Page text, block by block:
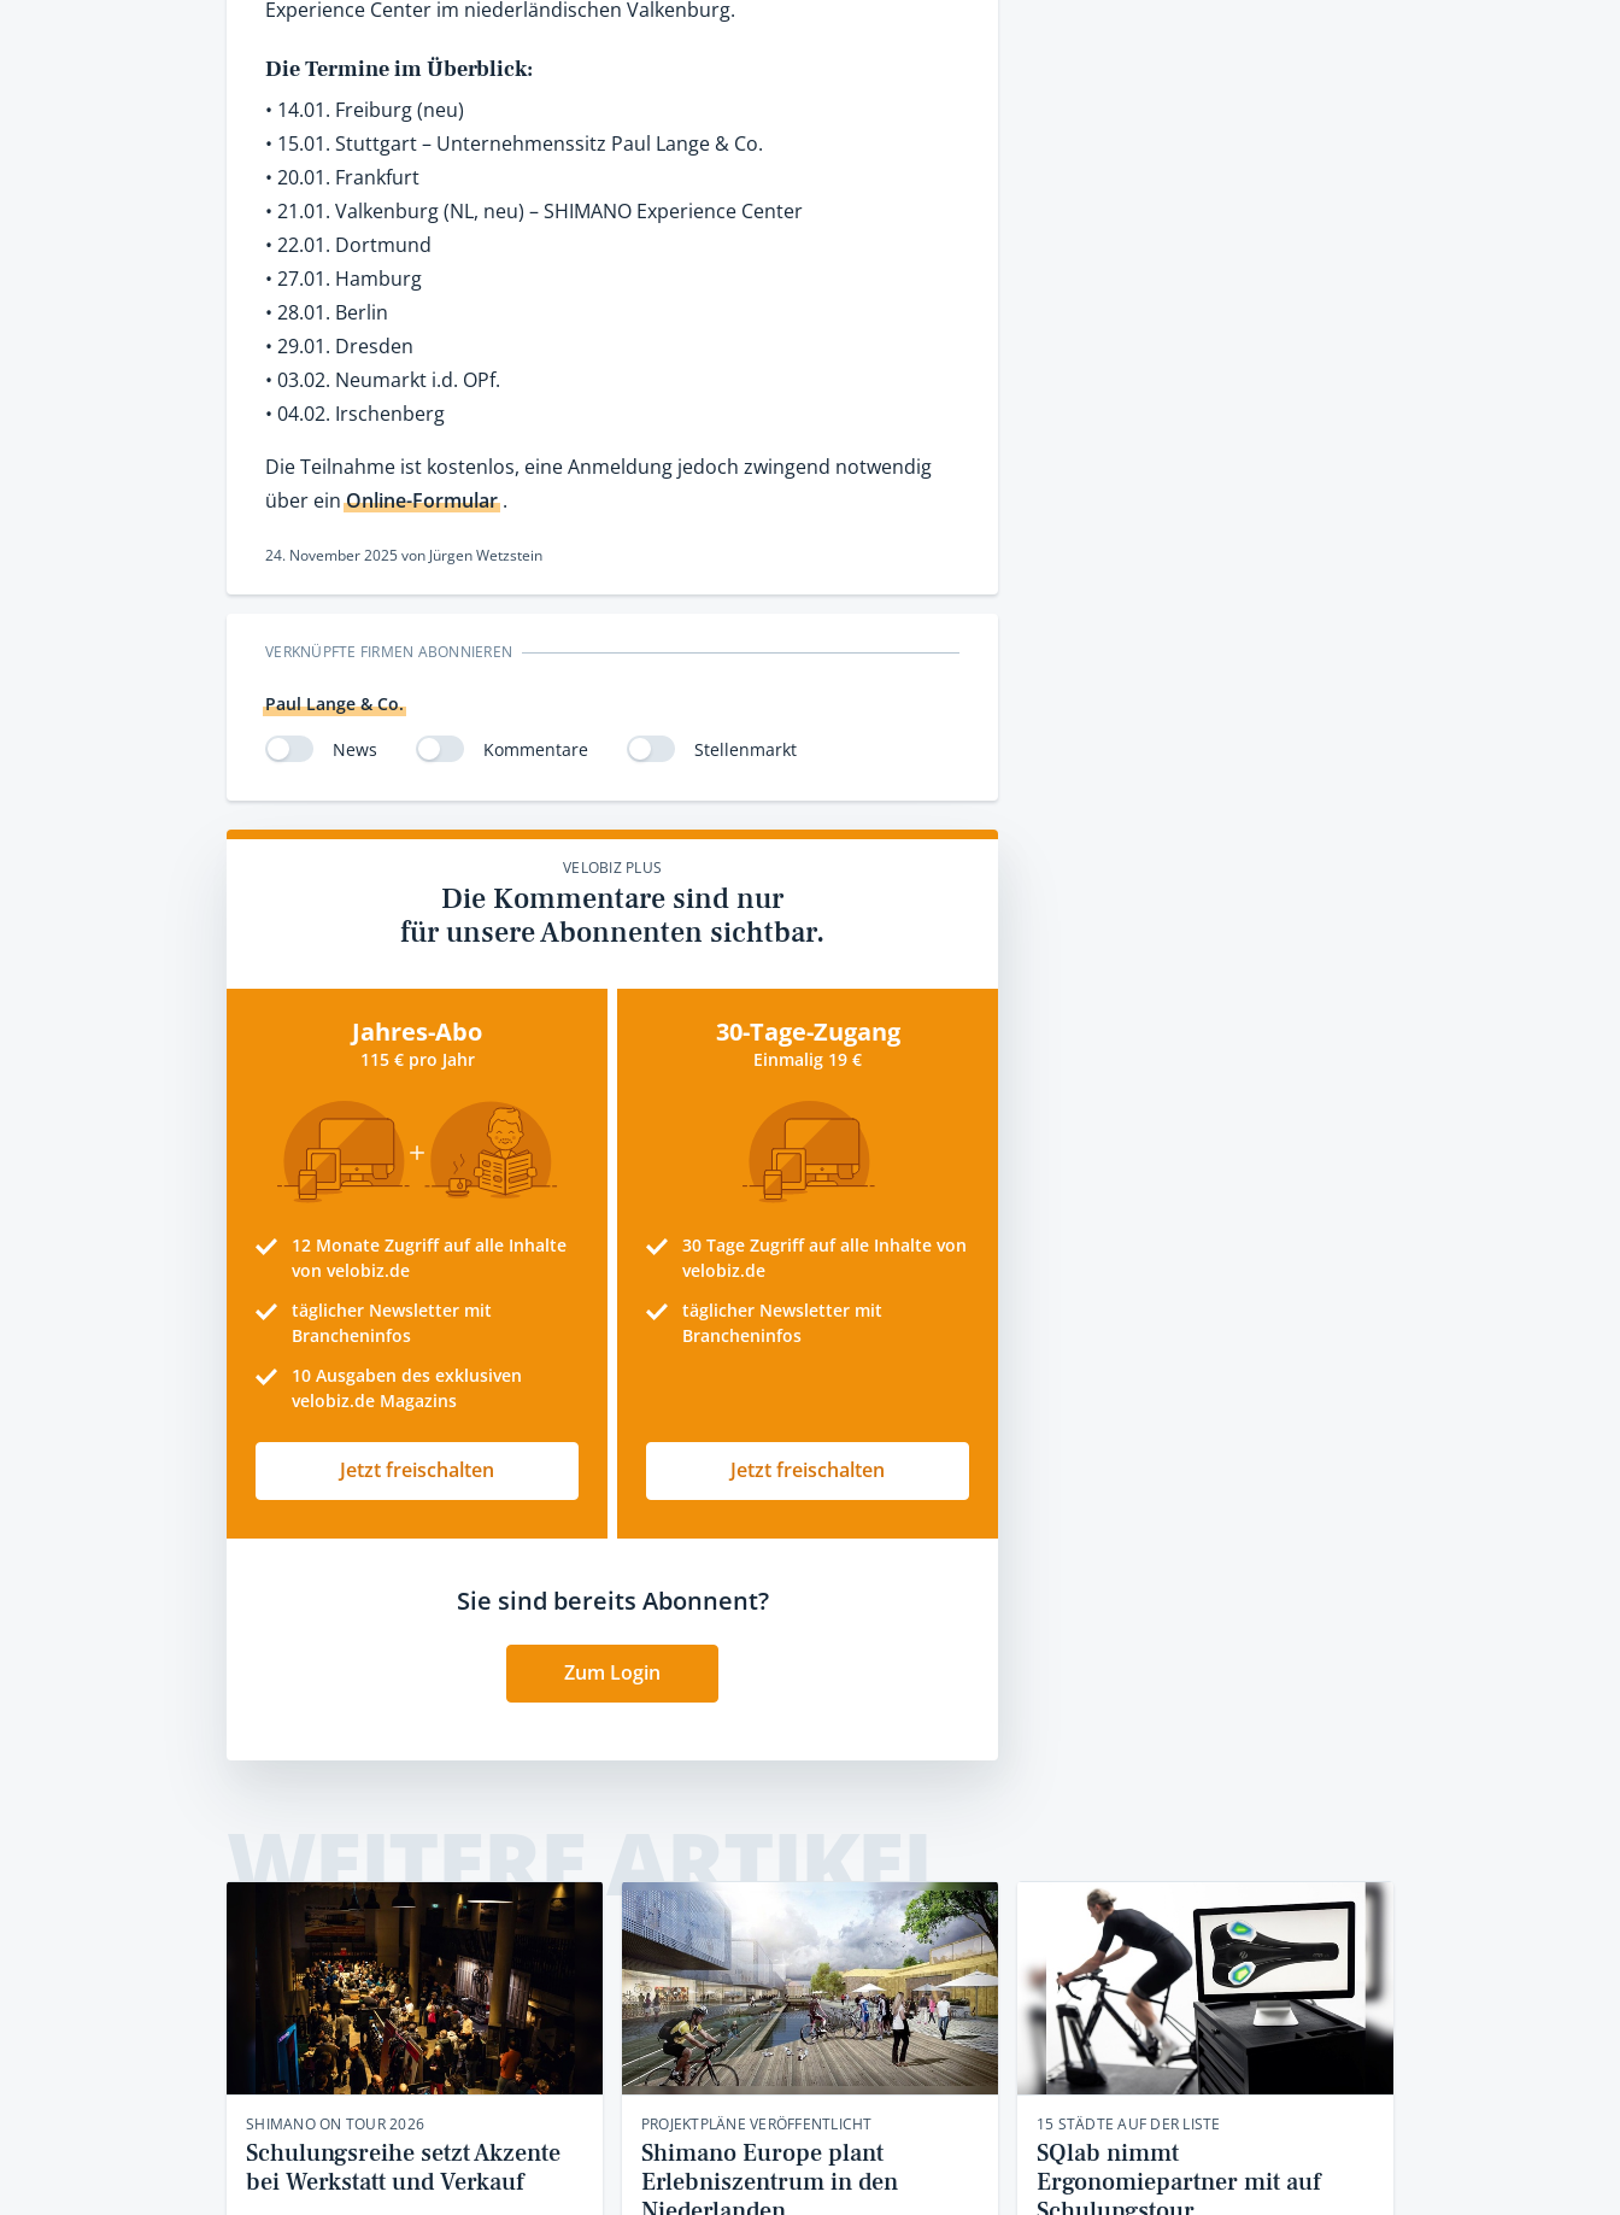
Experience Center im niederländischen Valkenburg.
Die Termine im Überblick:
• 14.01. Freiburg (neu)
• 15.01. Stuttgart – Unternehmenssitz Paul Lange & Co.
• 20.01. Frankfurt
• 21.01. Valkenburg (NL, neu) – SHIMANO Experience Center
• 22.01. Dortmund
• 27.01. Hamburg
• 28.01. Berlin
• 29.01. Dresden
• 03.02. Neumarkt i.d. OPf.
• 04.02. Irschenberg
Die Teilnahme ist kostenlos, eine Anmeldung jedoch zwingend notwendig
über einOnline-Formular.
24. November 2025von Jürgen Wetzstein
VERKNÜPFTE FIRMEN ABONNIEREN
Paul Lange & Co.
News
Kommentare Stellenmarkt
VELOBIZ PLUS
Die Kommentare sind nur
für unsere Abonnenten sichtbar.
Jahres-Abo
115 € pro Jahr
12 Monate Zugriff auf alle Inhalte
von velobiz.de
täglicher Newsletter mit
Brancheninfos
10 Ausgaben des exklusiven
velobiz.de Magazins
Jetzt freischalten
30-Tage-Zugang
Einmalig 19 €
30 Tage Zugriff auf alle Inhalte von
velobiz.de
täglicher Newsletter mit
Brancheninfos
Jetzt freischalten
Sie sind bereits Abonnent?
Zum Login
WEITERE ARTIKEL
SHIMANO ON TOUR 2026
Schulungsreihe setzt Akzente
bei Werkstatt und Verkauf
PROJEKTPLÄNE VERÖFFENTLICHT
Shimano Europe plant
Erlebniszentrum in den
15 STÄDTE AUF DER LISTE
SQlab nimmt
Ergonomiepartner mit auf